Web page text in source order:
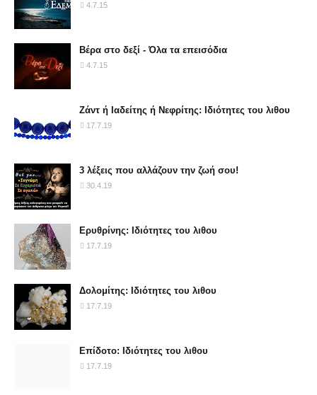
4.7.15
Βέρα στο δεξί - Όλα τα επεισόδια
4.7.15
Ζάντ ή Ιαδείτης ή Νεφρίτης: Ιδιότητες του λιθου
17.7.19
3 λέξεις που αλλάζουν την ζωή σου!
30.4.19
Ερυθρίνης: Ιδιότητες του λιθου
17.7.19
Δολομίτης: Ιδιότητες του λιθου
17.7.19
Επίδοτο: Ιδιότητες του λιθου
17.7.19